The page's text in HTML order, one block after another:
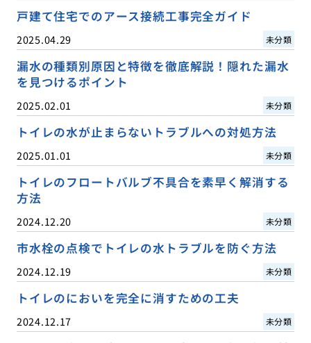
戸建て住宅でのアース接続工事完全ガイド
2025.04.29 未分類
漏水の種類別原因と特徴を徹底解説！隠れた漏水
を見つけるポイント
2025.02.01 未分類
トイレの水が止まらないトラブルへの対処方法
2025.01.01 未分類
トイレのフロートバルブ不具合を素早く解消する
方法
2024.12.20 未分類
市水栓の点検でトイレの水トラブルを防ぐ方法
2024.12.19 未分類
トイレのにおいを完全に消すための工夫
2024.12.17 未分類